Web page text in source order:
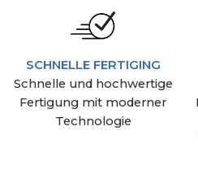
SCHNELLE FERTIGING
Schnelle und hochwertige
Fertigung mit moderner
Technologie